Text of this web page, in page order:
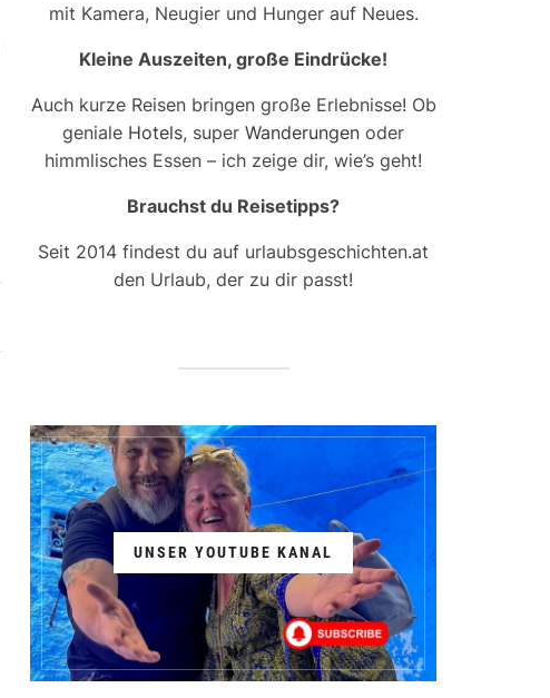
mit Kamera, Neugier und Hunger auf Neues.
Kleine Auszeiten, große Eindrücke!
Auch kurze Reisen bringen große Erlebnisse! Ob
geniale Hotels, super Wanderungen oder
himmlisches Essen – ich zeige dir, wie’s geht!
Brauchst du Reisetipps?
Seit 2014 findest du auf urlaubsgeschichten.at
den Urlaub, der zu dir passt!
UNSER YOUTUBE KANAL